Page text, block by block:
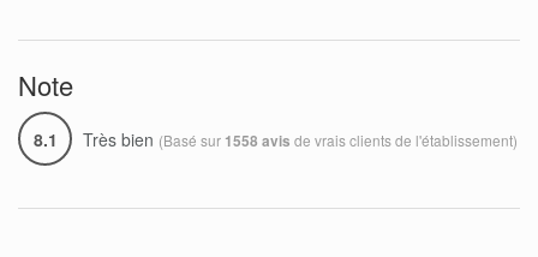
Note
8.1 Très bien (Basé sur 1558 avis de vrais clients de l'établissement)